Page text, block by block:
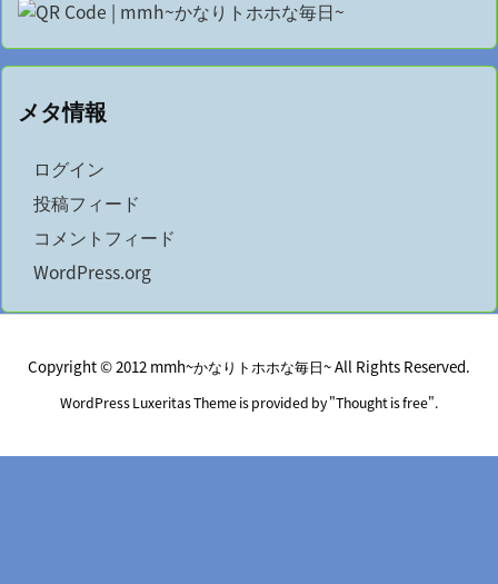
メタ情報
ログイン
投稿フィード
コメントフィード
WordPress.org
Copyright ©2012 mmh~かなりトホホな毎日~All Rights Reserved.
WordPress Luxeritas Theme is provided by "Thought is free".